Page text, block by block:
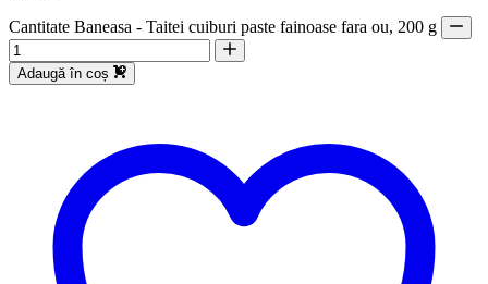
Cantitate Baneasa - Taitei cuiburi paste fainoase fara ou, 200 g
Adaugă în coș